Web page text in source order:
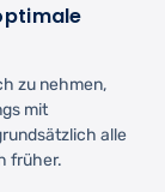
zu nehmen,
mit
alle
früher.